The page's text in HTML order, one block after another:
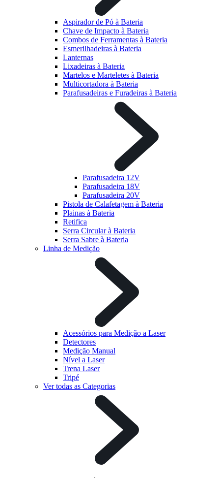
Aspirador de Pó à Bateria
Chave de Impacto à Bateria
Combos de Ferramentas à Bateria
Esmerilhadeiras à Bateria
Lanternas
Lixadeiras à Bateria
Martelos e Marteletes à Bateria
Multicortadora à Bateria
Parafusadeiras e Furadeiras à Bateria
Parafusadeira 12V
Parafusadeira 18V
Parafusadeira 20V
Pistola de Calafetagem à Bateria
Plainas à Bateria
Retifica
Serra Circular à Bateria
Serra Sabre à Bateria
Linha de Medição
Acessórios para Medição a Laser
Detectores
Medição Manual
Nível a Laser
Trena Laser
Tripé
Ver todas as Categorias